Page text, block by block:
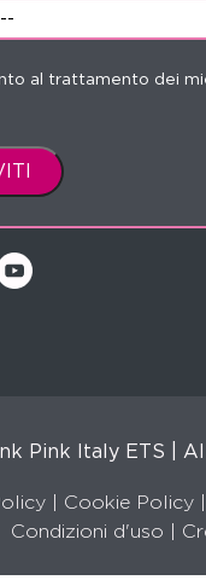
al trattamento dei
Pink Italy ETS |
Cookie Policy
Condizioni d'uso |